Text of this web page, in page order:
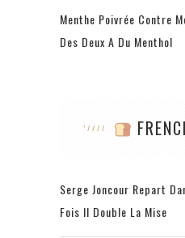
Menthe Poivrée Contre
Des Deux A Du Menthol
Serge Joncour Repart
Fois Il Double La Mise